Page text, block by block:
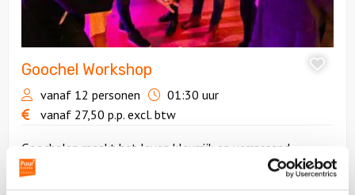
Goochel Workshop
vanaf 12 personen
01:30 uur
vanaf 27,50 p.p. excl. btw
Goochelen maakt het leven kleurrijk en verrassend.
Daarom bieden we bij Puur Rotterdam deze unieke
Goochelworkshop, waarin een professioneel goochelaar je